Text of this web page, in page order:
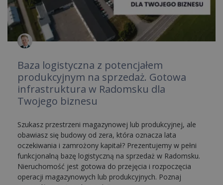
Baza logistyczna z potencjałem
produkcyjnym na sprzedaż. Gotowa
infrastruktura w Radomsku dla
Twojego biznesu
Szukasz przestrzeni magazynowej lub produkcyjnej, ale
obawiasz się budowy od zera, która oznacza lata
oczekiwania i zamrożony kapitał? Prezentujemy w pełni
funkcjonalną bazę logistyczną na sprzedaż w Radomsku.
Nieruchomość jest gotowa do przejęcia i rozpoczęcia
operacji magazynowych lub produkcyjnych. Poznaj